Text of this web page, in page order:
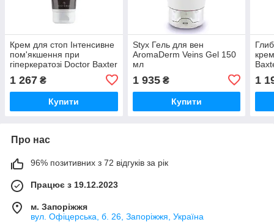
Крем для стоп Інтенсивне
пом'якшення при
гіперкератозі Doctor Baxter
PR-1 HISTOMER, 100 мл
1 267 ₴
Купити
Styx Гель для вен
AromaDerm Veins Gel 150
мл
1 935₴
Купити
1
Про нас
96% позитивних з 72 відгуків за рік
Працює з 19.12.2023
м. Запоріжжя
вул. Офіцерська, б. 26, Запоріжжя, Україна